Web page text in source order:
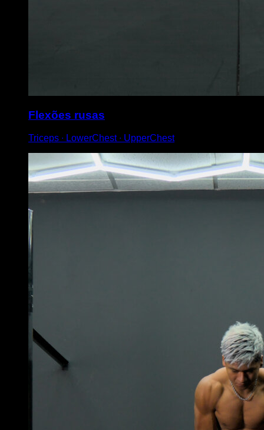
Flexões rusas
Triceps ∙ LowerChest ∙ UpperChest